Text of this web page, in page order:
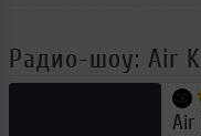
Радио-шоу: Air
Air